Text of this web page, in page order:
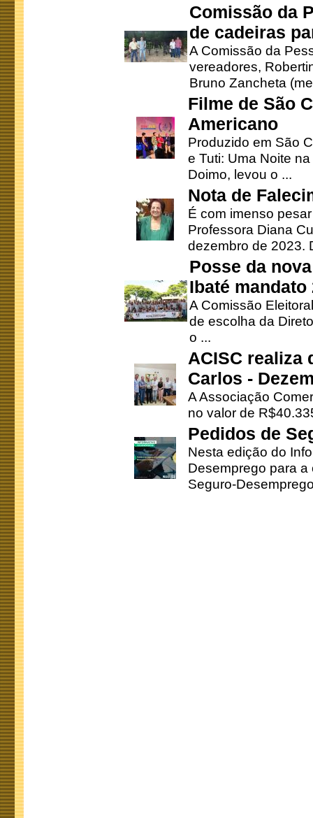
Comissão da
de cadeiras
A Comissão da
vereadores,
Bruno Zancheta
Filme de São
Americano
Produzido em São
e Tuti: Uma Noite
Doimo, levou o ...
Nota de
É com imenso
Professora Diana
dezembro de 2023.
Posse da
Ibaté mandato
A Comissão
de escolha da
o ...
ACISC realiza
Carlos -
A Associação
no valor de
Pedidos de
Nesta edição do
Desemprego para
Seguro-